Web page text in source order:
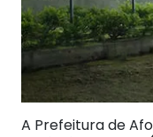
A Prefeitura de